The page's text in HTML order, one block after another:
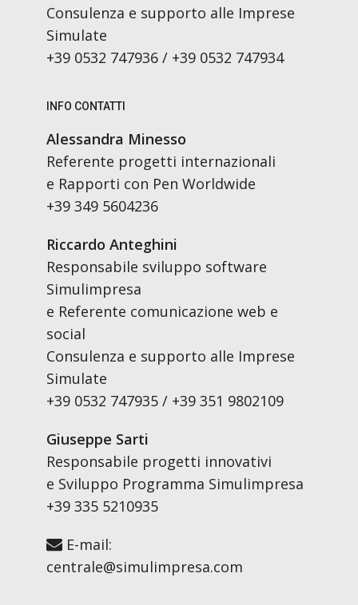
Consulenza e supporto alle Imprese
Simulate
+39 0532 747936 / +39 0532 747934
INFO CONTATTI
Alessandra Minesso
Referente progetti internazionali
e Rapporti con Pen Worldwide
+39 349 5604236
Riccardo Anteghini
Responsabile sviluppo software
Simulimpresa
e Referente comunicazione web e
social
Consulenza e supporto alle Imprese
Simulate
+39 0532 747935 / +39 351 9802109
Giuseppe Sarti
Responsabile progetti innovativi
e Sviluppo Programma Simulimpresa
+39 335 5210935
E-mail:
centrale@simulimpresa.com